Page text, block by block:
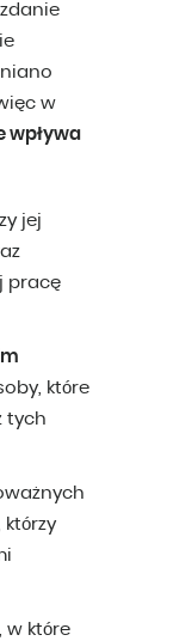
w
wpływa
jej
pracę
które
tych
w które